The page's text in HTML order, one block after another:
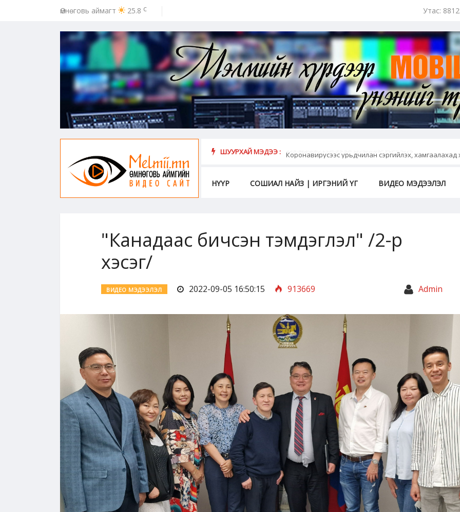
Өмнөговь аймагт 25.8 c Утас:
ШУУРХАЙ МЭДЭЭ :
урьдчилан сэргийлэх, хамгаалахад хүн бүрийн оролцоо идэвх чармай... МЭЛМИЙН ХҮРДЭЭР ҮНЭНИЙГ ТҮГЭЭНЭ
НҮҮР СОШИАЛ НАЙЗ | ИРГЭНИЙ ҮГ ВИДЕО МЭДЭЭЛЭЛ
"Канадаас бичсэн тэмдэглэл" /2-р
хэсэг/
ВИДЕО МЭДЭЭЛЭЛ 2022-09-05 16:50:15 913669 Admin